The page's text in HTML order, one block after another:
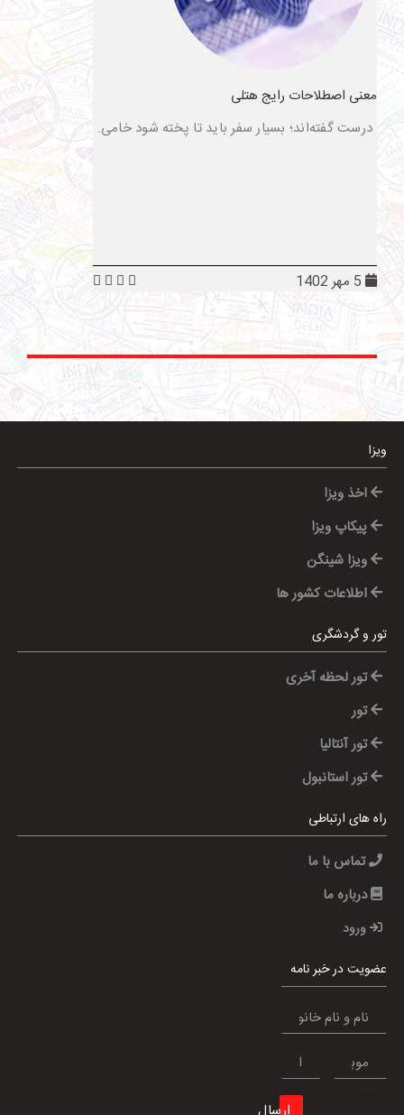
معنی اصطلاحات رایج هتلی
درست گفته‌اند؛ بسیار سفر باید تا پخته شود خامی.
ویزا
اخذ ویزا
پیکاپ ویزا
ویزا شینگن
اطلاعات کشور ها
تور و گردشگری
تور لحظه آخری
تور
تور آنتالیا
تور استانبول
راه های ارتباطی
تماس با ما
درباره ما
ورود
عضویت در خبر نامه